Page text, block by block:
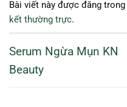
Bài viết này được đăng trong
kết thường trực.
Serum Ngừa Mụn KN
Beauty